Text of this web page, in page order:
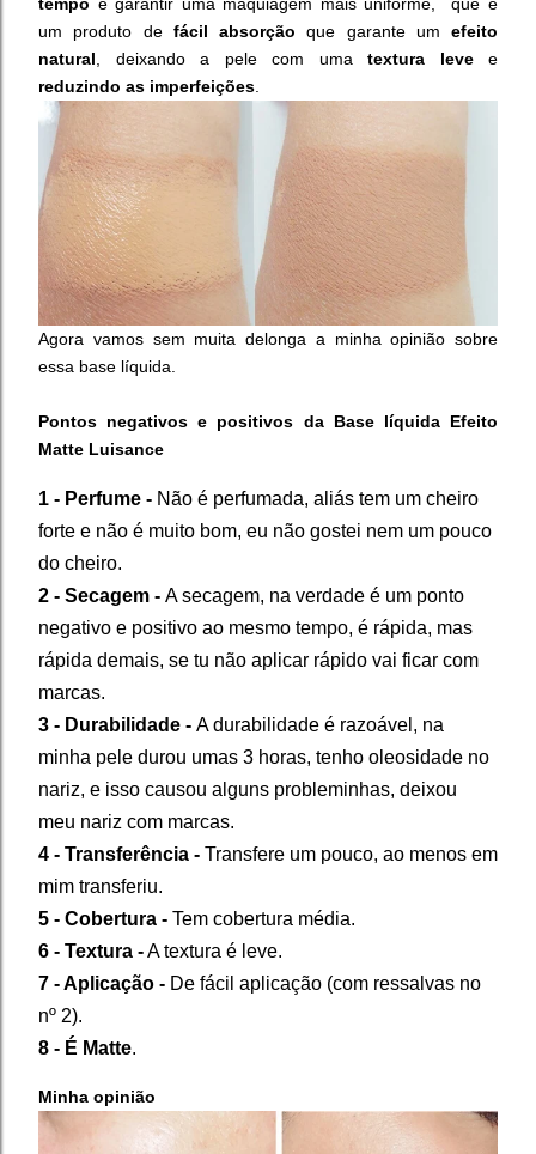
um produto de fácil absorção que garante um efeito
natural , deixando a pele com uma textura levee
reduzindo as imperfeições
Agora vamos sem muita delonga a minha opinião sobre
essa base líquida.
Pontos negativos e positivos da Base líquida Efeito
Matte Luisance
1 - Perfume - Não é perfumada, aliás tem um cheiro
forte e não é muito bom, eu não gostei nem um pouco
do cheiro.
2 - Secagem - A secagem, na verdade é um ponto
negativo e positivo ao mesmo tempo, é rápida, mas
rápida demais, se tu não aplicar rápido vai ficar com
marcas.
3 - Durabilidade - A durabilidade é razoável, na
minha pele durou umas 3 horas, tenho oleosidade no
nariz, e isso causou alguns probleminhas, deixou
meu nariz com marcas.
4 - Transferência - Transfere um pouco, ao menos em
mim transferiu.
5 - Cobertura - Tem cobertura média.
6 - Textura -A textura é leve.
7 - Aplicação - De fácil aplicação (com ressalvas no
nº 2).
8 - É Matte.
Minha opinião